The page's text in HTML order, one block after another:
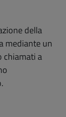
della
mediante un
chiamati a